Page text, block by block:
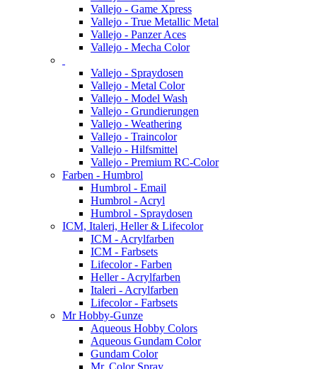
Vallejo - Game Xpress
Vallejo - True Metallic Metal
Vallejo - Panzer Aces
Vallejo - Mecha Color
Vallejo - Spraydosen
Vallejo - Metal Color
Vallejo - Model Wash
Vallejo - Grundierungen
Vallejo - Weathering
Vallejo - Traincolor
Vallejo - Hilfsmittel
Vallejo - Premium RC-Color
Farben - Humbrol
Humbrol - Email
Humbrol - Acryl
Humbrol - Spraydosen
ICM, Italeri, Heller & Lifecolor
ICM - Acrylfarben
ICM - Farbsets
Lifecolor - Farben
Heller - Acrylfarben
Italeri - Acrylfarben
Lifecolor - Farbsets
Mr Hobby-Gunze
Aqueous Hobby Colors
Aqueous Gundam Color
Gundam Color
Mr. Color Spray